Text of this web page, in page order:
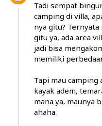
Tadi sempat
camping di villa,
nya gitu?
gitu ya, ada area
jadi bisa
memiliki
Tapi mau camping
kayak adem,
mana ya, maunya
ahaha.